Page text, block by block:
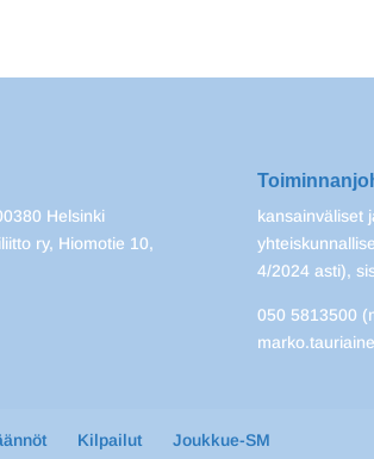
Helsinki
ry, Hiomotie 10,
kansainväliset
4/2024 asti),
050 5813500
Kilpailut Joukkue-SM